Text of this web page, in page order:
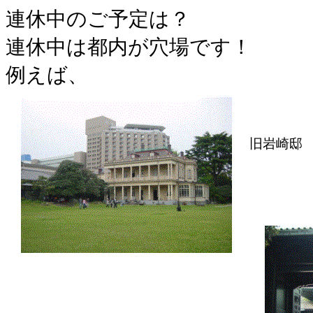
連休中のご予定は？
連休中は都内が穴場です！
例えば、
旧岩崎邸